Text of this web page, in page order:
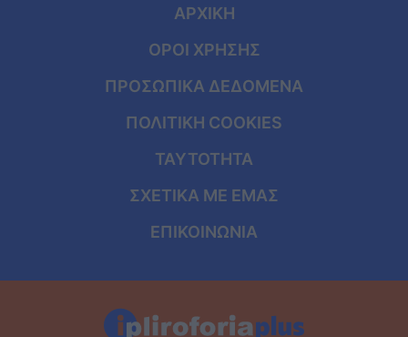
ΑΡΧΙΚΗ
ΟΡΟΙ ΧΡΗΣΗΣ
ΠΡΟΣΩΠΙΚΑ ΔΕΔΟΜΕΝΑ
ΠΟΛΙΤΙΚΗ COOKIES
ΤΑΥΤΟΤΗΤΑ
ΣΧΕΤΙΚΑ ΜΕ ΕΜΑΣ
ΕΠΙΚΟΙΝΩΝΙΑ